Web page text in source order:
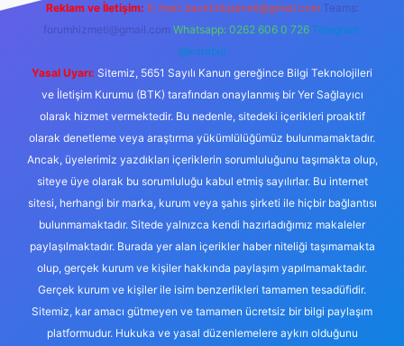
Reklam ve İletişim: E-mail: backlinkpaneli@gmail.com Teams:
forumhizmeti@gmail.com Whatsapp: 0262 606 0 726 Telegram:
@karabul
Yasal Uyarı: Sitemiz, 5651 Sayılı Kanun gereğince Bilgi Teknolojileri
ve İletişim Kurumu (BTK) tarafından onaylanmış bir Yer Sağlayıcı
olarak hizmet vermektedir. Bu nedenle, sitedeki içerikleri proaktif
olarak denetleme veya araştırma yükümlülüğümüz bulunmamaktadır.
Ancak, üyelerimiz yazdıkları içeriklerin sorumluluğunu taşımakta olup,
siteye üye olarak bu sorumluluğu kabul etmiş sayılırlar. Bu internet
sitesi, herhangi bir marka, kurum veya şahıs şirketi ile hiçbir bağlantısı
bulunmamaktadır. Sitede yalnızca kendi hazırladığımız makaleler
paylaşılmaktadır. Burada yer alan içerikler haber niteliği taşımamakta
olup, gerçek kurum ve kişiler hakkında paylaşım yapılmamaktadır.
Gerçek kurum ve kişiler ile isim benzerlikleri tamamen tesadüfidir.
Sitemiz, kar amacı gütmeyen ve tamamen ücretsiz bir bilgi paylaşım
platformudur. Hukuka ve yasal düzenlemelere aykırı olduğunu